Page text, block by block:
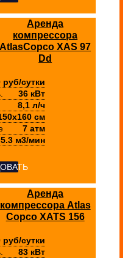
Аренда
компрессора
AtlasCopco XAS 97
Dd
руб/сутки
36 кВт
8,1 л/ч
см
7 атм
5.3 м3/мин
Аренда
компрессора Atlas
Copco XATS 156
руб/сутки
83 кВт